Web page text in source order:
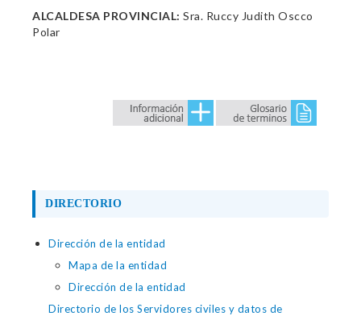
ALCALDESA PROVINCIAL: Sra. Ruccy Judith Oscco
Polar
DIRECTORIO
Dirección de la entidad
Mapa de la entidad
Dirección de la entidad
Directorio de los Servidores civiles y datos de